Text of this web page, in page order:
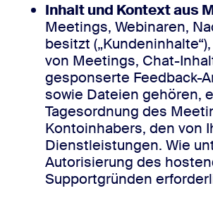
Inhalt und Kontext aus
Meetings, Webinaren,
besitzt
von Meetings, Chat-
gesponserte Feedback-
sowie Dateien gehören,
Tagesordnung des
Kontoinhabers, den von
Dienstleistungen. Wie
Autorisierung des
Supportgründen